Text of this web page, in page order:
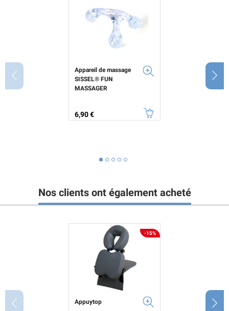
Appareil de massage
SISSEL® FUN
MASSAGER
Prix
6,90 €
Nos clients ont également acheté
-15%
Appuytop